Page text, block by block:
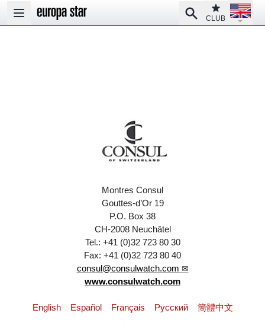
Open main menu
SearchClub
CLUB
Open
Montres Consul
Gouttes-d’Or 19
P.O. Box 38
CH-2008 Neuchâtel
Tel.: +41 (0)32 723 80 30
Fax: +41 (0)32 723 80 40
consul@consulwatch.com
www.consulwatch.com
English Español Français Pусский 簡體中文